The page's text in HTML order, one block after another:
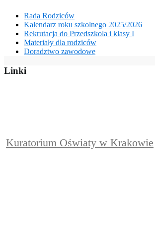
Rada Rodziców
Kalendarz roku szkolnego 2025/2026
Rekrutacja do Przedszkola i klasy I
Materiały dla rodziców
Doradztwo zawodowe
Linki
Kuratorium Oświaty w Krakowie